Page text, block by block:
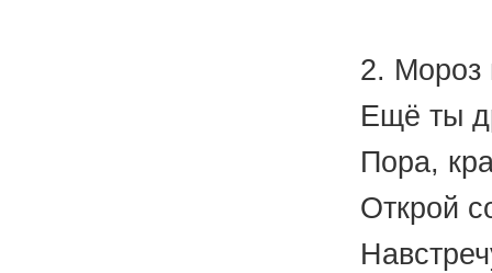
2. Мороз
Ещё ты
Пора,
Открой